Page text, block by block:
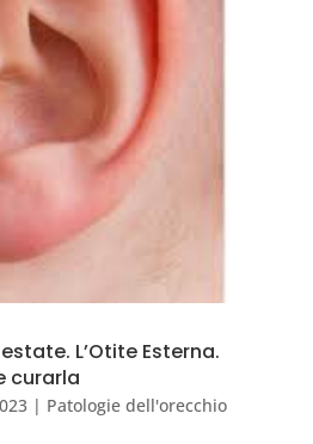
L’Otite Esterna.
curarla
| Patologie dell'orecchio